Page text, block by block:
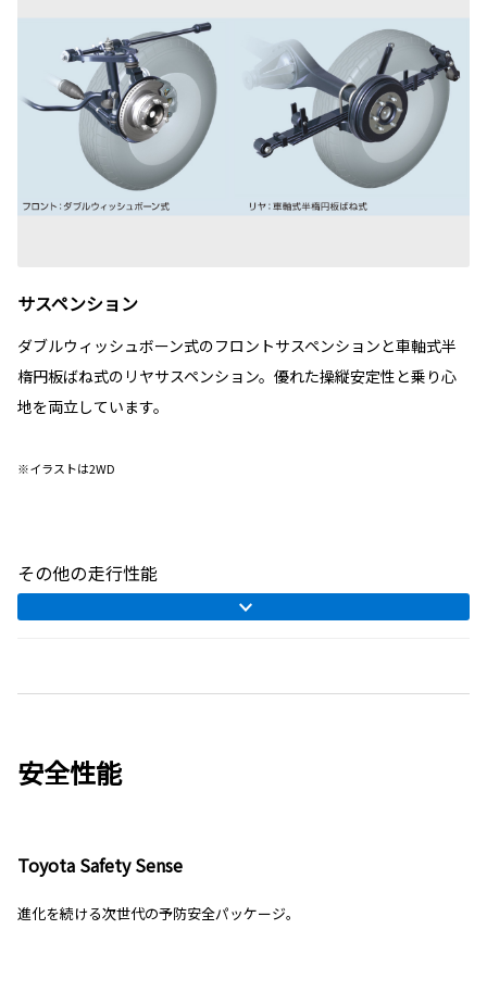
サスペンション
ダブルウィッシュボーン式のフロントサスペンションと車軸式半
楕円板ばね式のリヤサスペンション。優れた操縦安定性と乗り心
地を両立しています。
※イラストは2WD
その他の走行性能
安全性能
Toyota Safety Sense
進化を続ける次世代の予防安全パッケージ。